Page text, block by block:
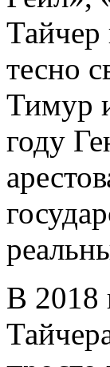
тесно
Тимур
году
В 2018